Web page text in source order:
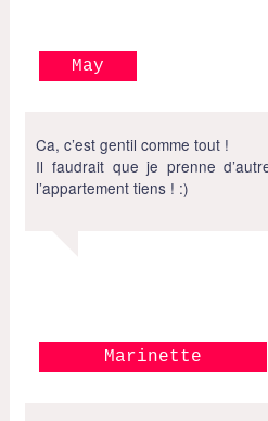
May
Ca, c’est gentil comme tout !
Il faudrait que je prenne
l’appartement tiens ! :)
Marinette